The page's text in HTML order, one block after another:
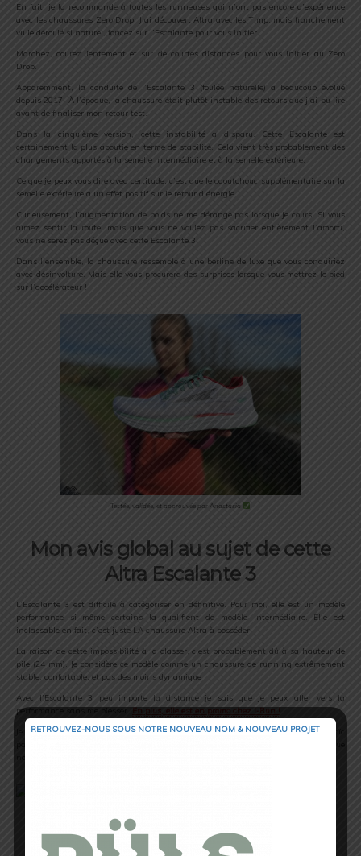
En fait, je la recommande à toutes les runneuses qui n’ont pas encore d’expérience
avec les chaussures Zero Drop. J’ai découvert Altra avec les Timp, mais franchement
vu le déroulé si naturel, foncez sur l’Escalante pour vous initier.
Marchez, courez lentement et sur de courtes distances pour vous initier au Zero
Drop.
Apparemment, la conduite de l’Escalante 3 (foulée naturelle) a beaucoup évolué
depuis 2017. À l’époque, la chaussure était plutôt instable des retours que j’ai pu lire
avant de finaliser mon retour test.
Dans la cinquième version, cette instabilité a disparu. Cette Escalante est
certainement la plus aboutie en terme de stabilité. Cela vient très probablement des
changements apportés à la semelle intermédiaire et à la semelle extérieure.
Ce que je peux vous dire avec certitude, c’est que le caoutchouc supplémentaire sur la
semelle extérieure a un effet positif sur le retour d’énergie.
Curieusement, l’augmentation de poids ne me dérange pas lorsque je cours. Si vous
aimez sentir la route, mais que vous ne voulez pas sacrifier entièrement l’amorti,
vous ne serez pas déçue avec cette Escalante 3.
Dans l’ensemble, la chaussure ressemble à une berline de luxe que vous conduiriez
avec désinvolture. Mais elle vous procurera des surprises lorsque vous mettrez le pied
sur l’accélérateur !
Testée, validée, et approuvée par Anastasia
Mon avis global au sujet de cette
Altra Escalante 3
L’Escalante 3 est difficile à catégoriser en définitive. Pour moi, elle est un modèle
performance si même certains la qualifient de modèle intermédiaire. Elle est
inclassable en fait, c’est juste LA chaussure Altra à posséder.
La raison de cette impossibilité à la classer, c’est probablement dû à sa hauteur de
pile (24 mm). Je considère ce modèle comme un chaussure de running extrêmement
stable, confortable, et pas des moins dynamique !
Avec l’Escalante 3 peu importe la distance je sais que je peux aller vers la
performance sans me blesser.En plus, elle est en promo chez i-Run !
Je l’adore et je ne m’en lasse plus. Je vous laisse lire à présent le test terrain de Loïc
Présentation générale et
RETROUVEZ-NOUS SOUS NOTRE NOUVEAU NOM & NOUVEAU PROJET